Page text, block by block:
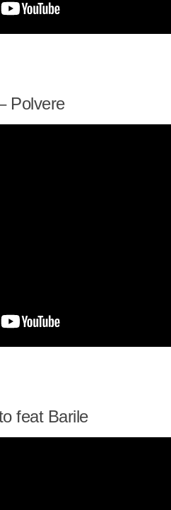
Polvere
feat Barile